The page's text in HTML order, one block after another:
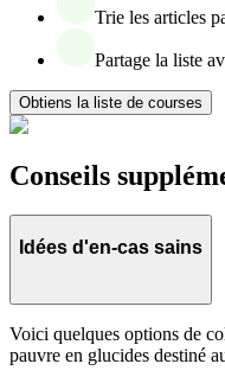
Trie les articles
Partage la liste
Obtiens la liste de courses
Conseils
Idées d'en-cas sains
Voici quelques options de
pauvre en glucides destiné